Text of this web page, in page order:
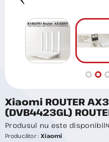
Xiaomi ROUTER
(DVB4423GL)
Producător : Xiaomi
Produsul nu este disponibil